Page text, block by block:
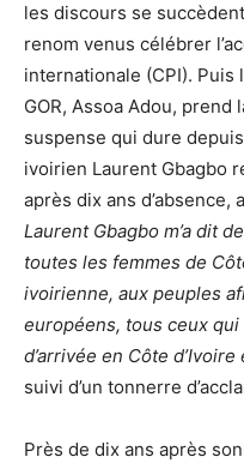
les discours se
renom venus célébrer
internationale (CPI).
GOR, Assoa Adou,
suspense qui dure
ivoirien Laurent Gbagbo
après dix ans d’absence,
Laurent Gbagbo m’a dit
toutes les femmes de
ivoirienne, aux peuples
européens, tous ceux
d’arrivée en Côte
suivi d’un tonnerre
Près de dix ans après